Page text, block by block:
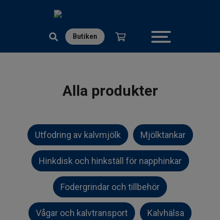
Butiken
Utfodring av kalvmjölk
Mjölktankar
Hinkdisk och hinkställ för
napphinkar
Alla produkter
Utfodring av kalvmjölk Mjölktankar
Hinkdisk och hinkställ för napphinkar
Fodergrindar och tillbehör
Vågar och kalvtransport Kalvhälsa